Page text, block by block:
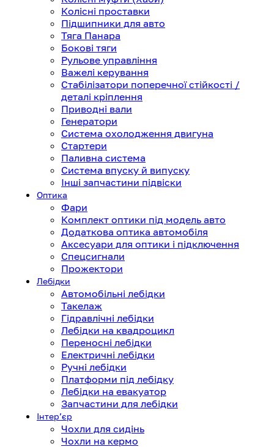
Колісні проставки
Підшипники для авто
Тяга Панара
Бокові тяги
Рульове управління
Важелі керування
Стабілізатори поперечної стійкості /
деталі кріплення
Приводні вали
Генератори
Система охолодження двигуна
Стартери
Паливна система
Система впуску й випуску
Інші запчастини підвіски
Оптика
Фари
Комплект оптики під модель авто
Додаткова оптика автомобіля
Аксесуари для оптики і підключення
Спецсигнали
Прожектори
Лебідки
Автомобільні лебідки
Такелаж
Гідравлічні лебідки
Лебідки на квадроцикл
Переносні лебідки
Електричні лебідки
Ручні лебідки
Платформи під лебідку
Лебідки на евакуатор
Запчастини для лебідки
Інтерʼєр
Чохли для сидінь
Чохли на кермо